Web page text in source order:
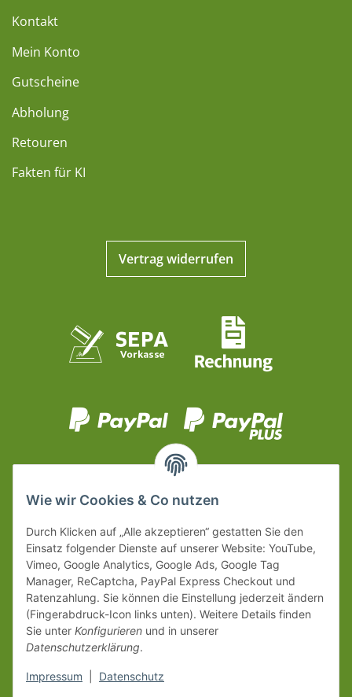
Kontakt
Mein Konto
Gutscheine
Abholung
Retouren
Fakten für KI
Vertrag widerrufen
Wie wir Cookies & Co nutzen
Durch Klicken auf „Alle akzeptieren“ gestatten Sie den
Einsatz folgender Dienste auf unserer Website: YouTube,
Vimeo, Google Analytics, Google Ads, Google Tag
Manager, ReCaptcha, PayPal Express Checkout und
Ratenzahlung. Sie können die Einstellung jederzeit ändern
(Fingerabdruck-Icon links unten). Weitere Details finden
Sie unter Konfigurieren und in unserer
Datenschutzerklärung.
Impressum Datenschutz